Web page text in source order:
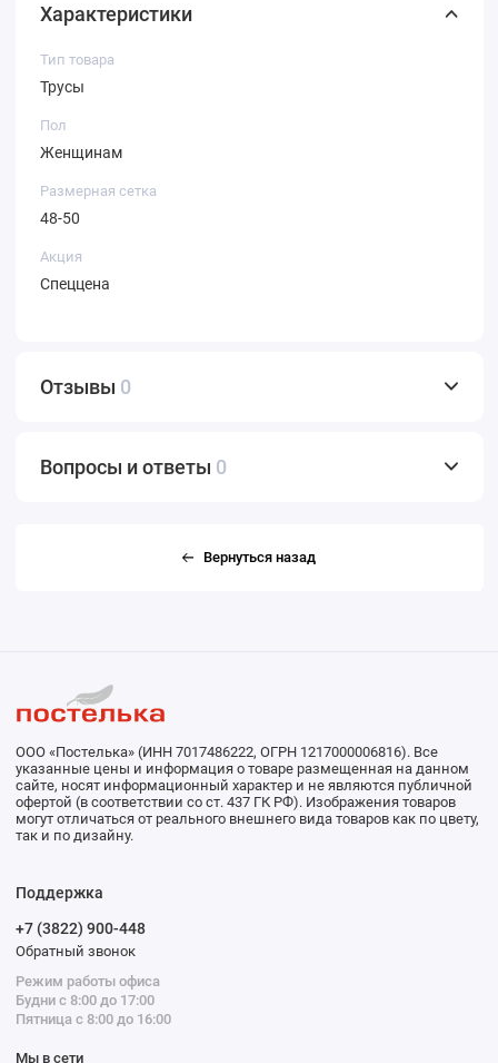
Характеристики
Тип товара
Трусы
Пол
Женщинам
Размерная сетка
48-50
Акция
Спеццена
Отзывы 0
Вопросы и ответы 0
Вернуться назад
ООО «Постелька» (ИНН 7017486222, ОГРН 1217000006816). Все
указанные цены и информация о товаре размещенная на данном
сайте, носят информационный характер и не являются публичной
офертой (в соответствии со ст. 437 ГК РФ). Изображения товаров
могут отличаться от реального внешнего вида товаров как по цвету,
так и по дизайну.
Поддержка
+7 (3822) 900-448
Обратный звонок
Режим работы офиса
Будни с 8:00 до 17:00
Пятница с 8:00 до 16:00
Мы в сети